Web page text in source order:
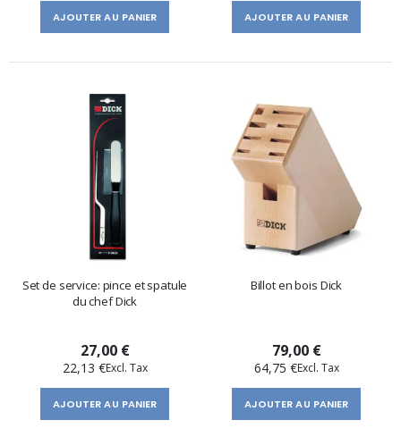
AJOUTER AU PANIER AJOUTER AU PANIER
Set de service: pince et spatule
du chef Dick
27,00 €
22,13 €
AJOUTER AU PANIER
Billot en bois Dick
79,00 €
64,75 €
AJOUTER AU PANIER